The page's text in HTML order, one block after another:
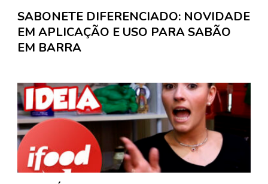
SABONETE DIFERENCIADO: NOVIDADE
EM APLICAÇÃO E USO PARA SABÃO
EM BARRA